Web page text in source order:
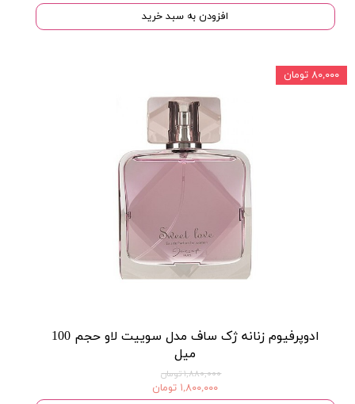
افزودن به سبد خرید
ادوپرفیوم زنانه ژک ساف مدل سوییت لاو حجم 100
میل
۱,۸۸۰,۰۰۰ تومان
۱,۸۰۰,۰۰۰ تومان
۸۰,۰۰۰ تومان